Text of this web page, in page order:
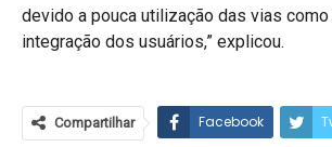
devido a pouca utilização das vias
integração dos usuários,” explicou.
Compartilhar Facebook